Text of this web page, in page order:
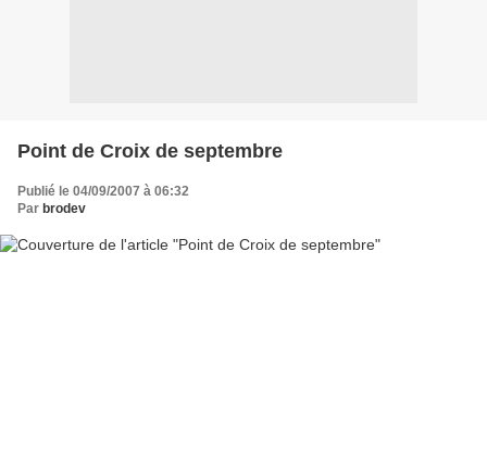
Point de Croix de septembre
Publié le 04/09/2007 à 06:32
Par brodev